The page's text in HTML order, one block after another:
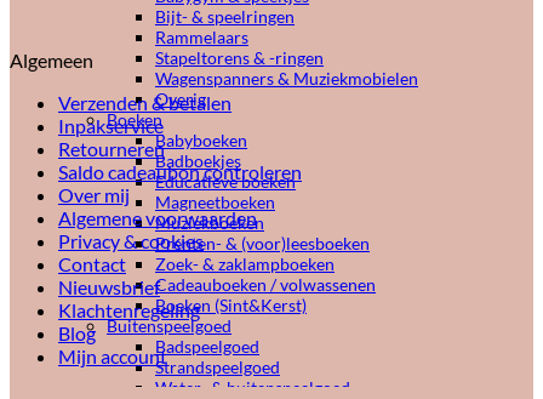
Bijt- & speelringen
Rammelaars
Stapeltorens & -ringen
Wagenspanners & Muziekmobielen
Overig
Boeken
Babyboeken
Badboekjes
Educatieve boeken
Magneetboeken
Muziekboeken
Prenten- & (voor)leesboeken
Zoek- & zaklampboeken
Cadeauboeken / volwassenen
Boeken (Sint&Kerst)
Buitenspeelgoed
Badspeelgoed
Strandspeelgoed
Water- & buitenspeelgoed
Algemeen
Verzenden & betalen
Inpakservice
Retourneren
Saldo cadeaubon controleren
Over mij
Algemene voorwaarden
Privacy & cookies
Contact
Nieuwsbrief
Klachtenregeling
Blog
Mijn account